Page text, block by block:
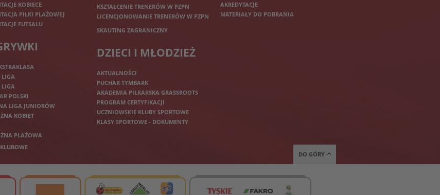
KOBIECE
PIŁKI PLAŻOWEJ
FUTSALU
LIGA
LIGA
POLSKI
LIGA JUNIORÓW
KOBIET
PLAŻOWA
KSZTAŁCENIE TRENERÓW W PZPN
LICENCJONOWANIE TRENERÓW W PZPN
SKAUTING ZAGRANICZNY
DZIECI I MŁODZIEŻ
AKTUALNOŚCI
PUCHAR TYMBARK
AKADEMIA PIŁKARSKA GRASSROOTS
PROGRAM CERTYFIKACJI
UCZNIOWSKIE KLUBY SPORTOWE
KLASY SPORTOWE - DOKUMENTY
AKREDYTACJE
MATERIAŁY DO POBRANIA
DO GÓRY